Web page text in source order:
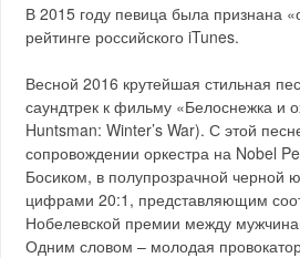
В 2015 году певица была признана
рейтинге российского iTunes.
Весной 2016 крутейшая стильная
саундтрек к фильму «Белоснежка и
Huntsman: Winter’s War). С этой
сопровождении оркестра на Nobel
Босиком, в полупрозрачной черной
цифрами 20:1, представляющим
Нобелевской премии между
Одним словом – молодая